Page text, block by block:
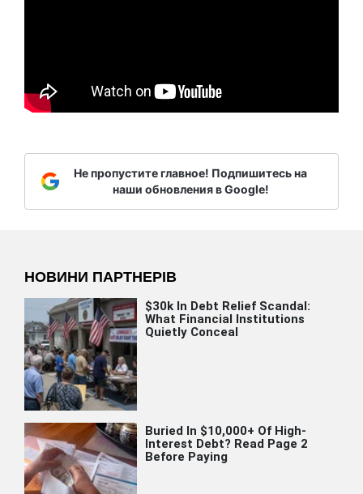
Не пропустите главное! Подпишитесь на
наши обновления в Google!